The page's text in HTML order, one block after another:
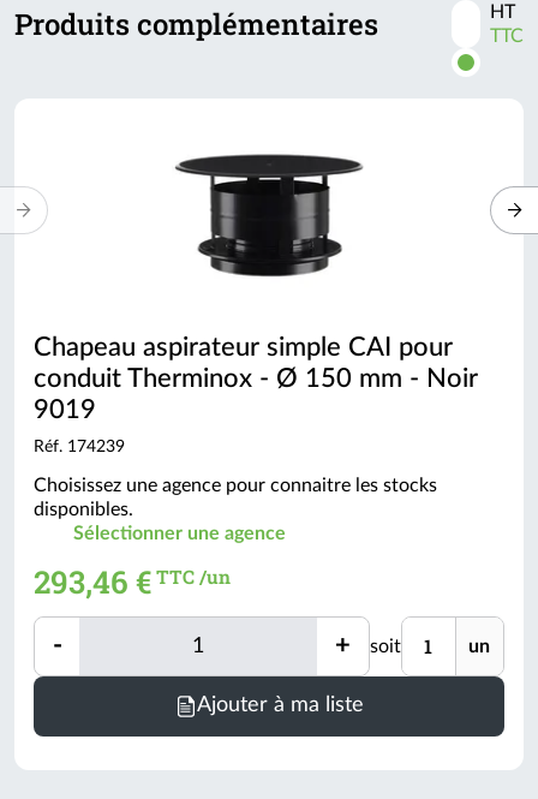
Produits complémentaires
Activer
les
HT
TTC
Chapeau aspirateur simple CAI pour
conduit Therminox - Ø 150 mm - Noir
9019
Réf. 174239
Choisissez une agence pour connaitre les stocks
disponibles.
Sélectionner une agence
293,46 € TTC /un
- Quantité + soit Unité un
Ajouter à ma liste